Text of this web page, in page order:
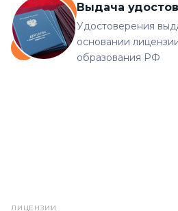
Выдача
Удостоверения
основании
образования РФ
ЛИЦЕНЗИИ